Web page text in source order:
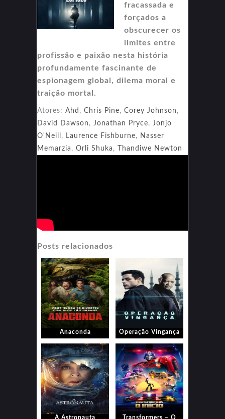
fracassada e
forçados a
obscurecer os
limites entre
profissão e paixão nesta história
profundamente fascinante de
espionagem global, dilema moral e
traição mortal.
Atores: Ahd , Chris Pine, Corey Johnson ,
David Dawson , Jonathan Pryce, Jonjo
O'Neill , Laurence Fishburne, Nasser
Memarzia , Orli Shuka , Thandiwe Newton
Posts relacionados
Anaconda Operação Vingança
A Astronauta
Transformers – O